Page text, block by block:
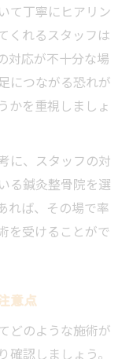
て丁寧にヒアリン
くれるスタッフは
対応が不十分な場
につながる恐れが
かを重視しましょ
に、スタッフの対
る鍼灸整骨院を選
れば、その場で率
を受けることがで
意点
どのような施術が
認しましょう。